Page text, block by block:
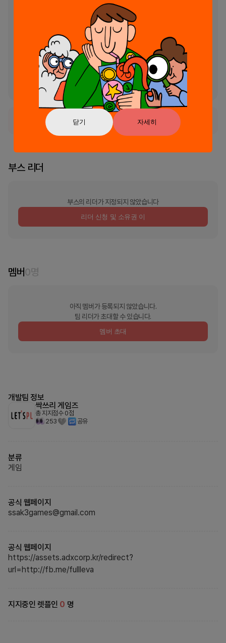
닫기 자세히
- 서울특별시 강남구 테헤란로82길 15, 1050호(대치동, 디아이타워)
개발자 연락처 :
(주)엔크로키 테헤란로82길 15
1050호
강남구, 서울특별시 06178
South Korea 1858601681 제 2022-서울강남-06439 호 강남구
정식 서비스로 출시되었습니다.
부스 리더
부스의 리더가 지정되지 않았습니다
리더 신청 및 소유권 이
멤버0명
아직 멤버가 등록되지 않았습니다.
팀 리더가 초대할 수 있습니다.
멤버 초대
개발팀 정보
싹쓰리 게임즈
총 지지점수 0점
253
공유
분류
게임
공식 웹페이지
ssak3games@gmail.com
공식 웹페이지
https://assets.adxcorp.kr/redirect?
url=http://fb.me/fullleva
지지중인 렛플인 0 명